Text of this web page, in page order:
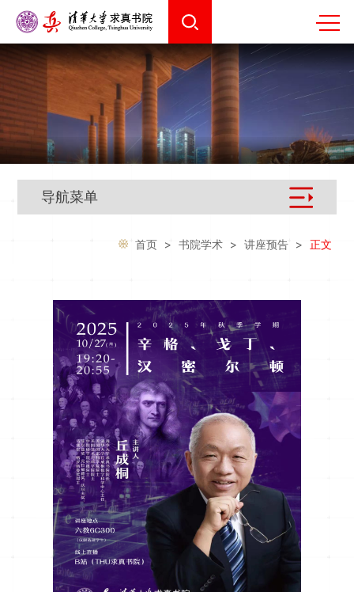
导航菜单
首页 > 书院学术 > 讲座预告 > 正文